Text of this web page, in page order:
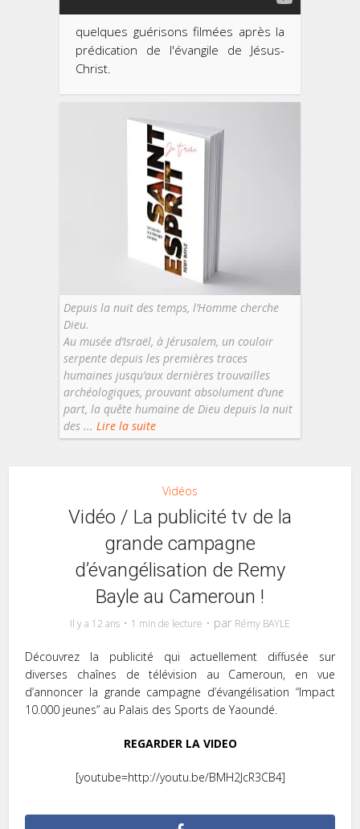
quelques guérisons filmées après la
prédication de l'évangile de Jésus-
Christ.
Depuis la nuit des temps, l’Homme cherche
Dieu.
Au musée d’Israël, à Jérusalem, un couloir
serpente depuis les premières traces
humaines jusqu’aux dernières trouvailles
archéologiques, prouvant absolument d’une
part, la quête humaine de Dieu depuis la nuit
des ... Lire la suite
Vidéos
Vidéo / La publicité tv de la
grande campagne
d’évangélisation de Remy
Bayle au Cameroun !
Il y a 12 ans 1 min de lecture par Rémy BAYLE
Découvrez la publicité qui actuellement diffusée sur
diverses chaînes de télévision au Cameroun, en vue
d’annoncer la grande campagne d’évangélisation “Impact
10.000 jeunes” au Palais des Sports de Yaoundé.
REGARDER LA VIDEO
[youtube=http://youtu.be/BMH2JcR3CB4]